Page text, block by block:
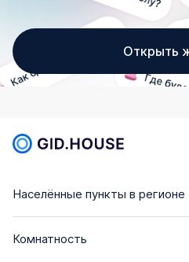
Открыть
Населённые пункты в регионе
Комнатность